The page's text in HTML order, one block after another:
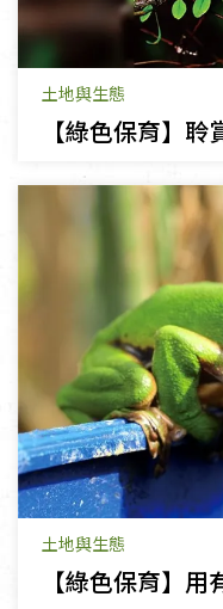
土地與生態
【綠色保育】
土地與生態